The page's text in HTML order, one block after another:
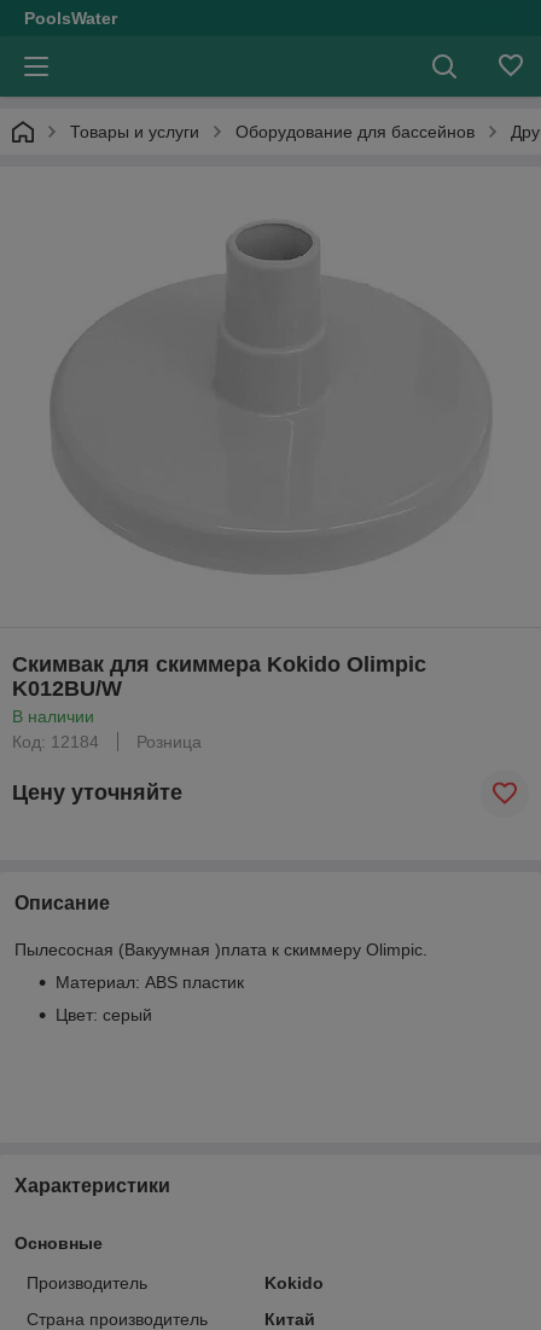
PoolsWater
Товары и услуги Оборудование для бассейнов
Скимвак для скиммера Kokido Olimpic
K012BU/W
В наличии
Код: 12184
Розница
Цену уточняйте
Описание
Пылесосная (Вакуумная )плата к скиммеру Olimpic.
Материал: ABS пластик
Цвет: серый
Характеристики
Основные
Производитель
Kokido
Страна производитель
Китай